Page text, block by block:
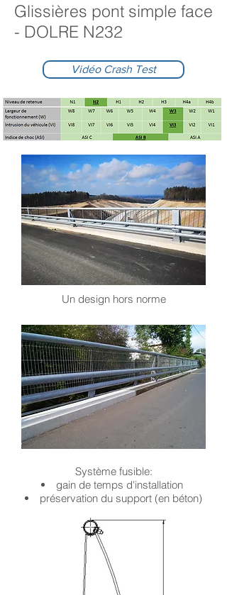
Glissières pont simple face
- DOLRE N232
Vidéo Crash Test
Un design hors norme
Système fusible:
gain de temps d'installation
préservation du support (en béton)